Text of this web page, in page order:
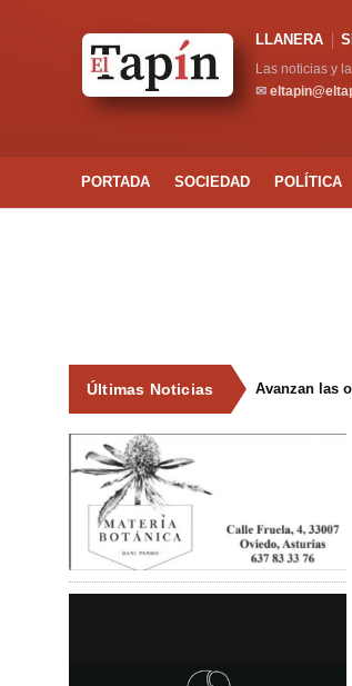
LLANERA
Las noticias y
✉
PORTADA SOCIEDAD POLÍTICA
Últimas Noticias Avanzan las